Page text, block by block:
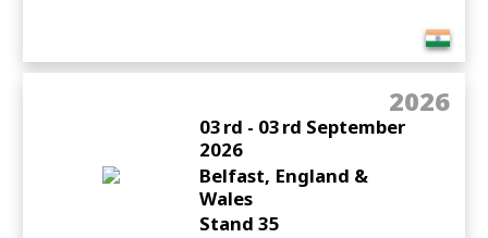
03rd - 03rd September
2026
2026
Belfast, England &
Wales
Stand 35